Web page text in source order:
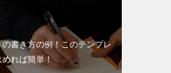
の書き方の例！このテンプレ
めれば簡単！